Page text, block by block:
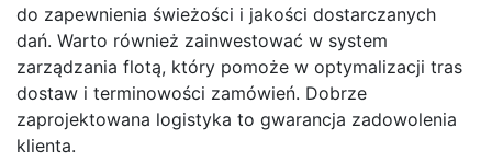
do zapewnienia świeżości i jakości dostarczanych
dań. Warto również zainwestować w system
zarządzania flotą, który pomoże w optymalizacji tras
dostaw i terminowości zamówień. Dobrze
zaprojektowana logistyka to gwarancja zadowolenia
klienta.